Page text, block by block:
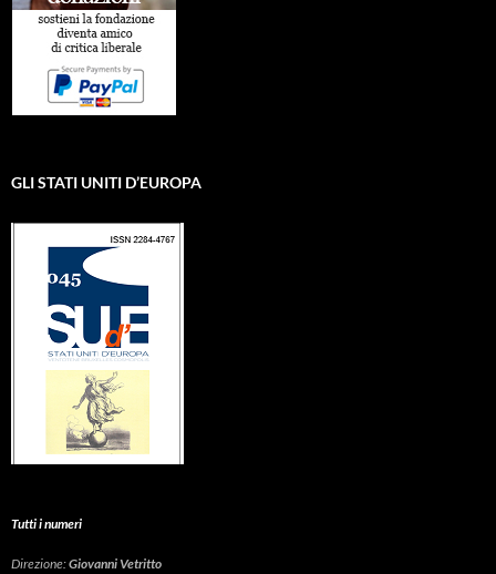
GLI STATI UNITI D’EUROPA
Tutti i numeri
Direzione:Giovanni Vetritto